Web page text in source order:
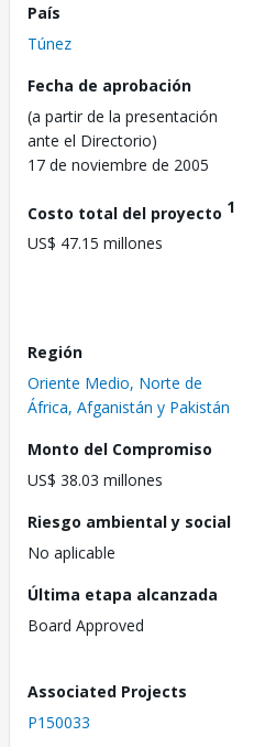
País
Túnez
Fecha de aprobación
(a partir de la presentación
ante el Directorio)
17 de noviembre de 2005
Costo total del proyecto 1
US$ 47.15 millones
Región
Oriente Medio, Norte de
África, Afganistán y Pakistán
Monto del Compromiso
US$ 38.03 millones
Riesgo ambiental y social
No aplicable
Última etapa alcanzada
Board Approved
Associated Projects
P150033